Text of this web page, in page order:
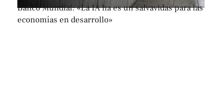
Banco Mundial: «La IA ha es un salvavidas para las
economías en desarrollo»